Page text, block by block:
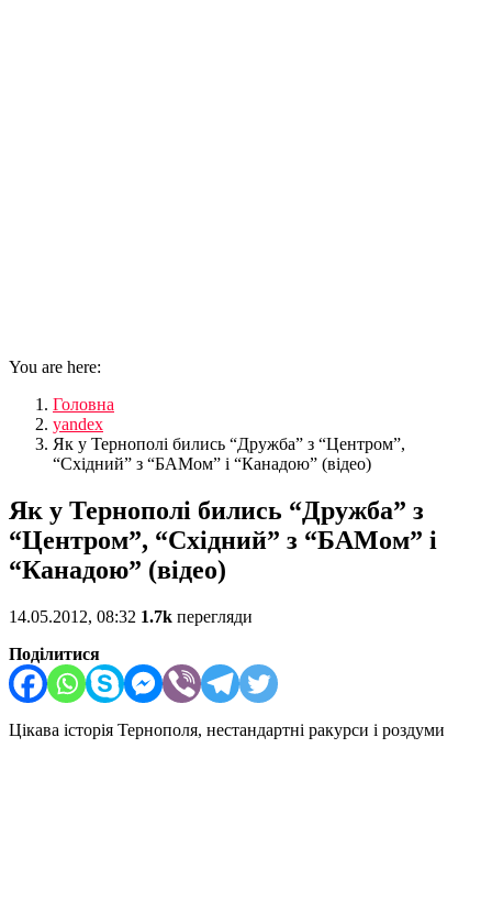
You are here:
Головна
yandex
Як у Тернополі бились “Дружба” з “Центром”,
“Східний” з “БАМом” і “Канадою” (відео)
Як у Тернополі бились “Дружба” з
“Центром”, “Східний” з “БАМом” і
“Канадою” (відео)
14.05.2012, 08:32 1.7k перегляди
Поділитися
Цікава історія Тернополя, нестандартні ракурси і роздуми